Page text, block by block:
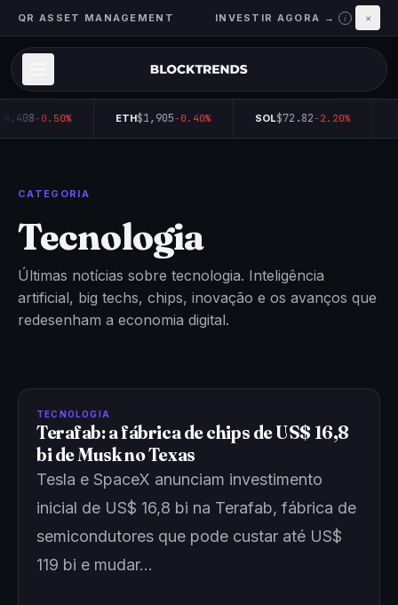
QR ASSET MANAGEMENT INVESTIR AGORA → i ×
-0.50% ETH$1,905-0.40% SOL$72.82-2.20%
CATEGORIA
Tecnologia
Últimas notícias sobre tecnologia. Inteligência
artificial, big techs, chips, inovação e os avanços que
redesenham a economia digital.
TECNOLOGIA
Terafab: a fábrica de chips de US$ 16,8
bi de Musk no Texas
Tesla e SpaceX anunciam investimento
inicial de US$ 16,8 bi na Terafab, fábrica de
semicondutores que pode custar até US$
119 bi e mudar…